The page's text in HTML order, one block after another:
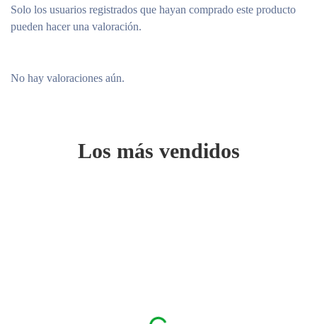
No hay valoraciones aún.
Solo los usuarios registrados que hayan comprado este producto
pueden hacer una valoración.
Los más vendidos